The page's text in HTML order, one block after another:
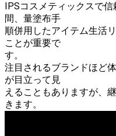
IPSコスメティックスで
間、量塗布手
順併用したアイテム生活
ことが重要で
す。
注目されるブランドほど
が目立って見
えることもありますが、
きます。